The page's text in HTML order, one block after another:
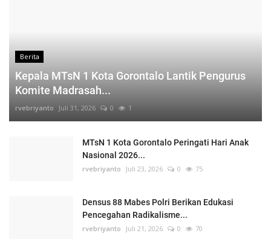
Berita
Kepala MTsN 1 Kota Gorontalo Lantik Pengurus
Komite Madrasah...
rvebriyanto Juli 31, 2026 0 1
MTsN 1 Kota Gorontalo Peringati Hari Anak
Nasional 2026...
rvebriyanto Juli 23, 2026 0 75
Densus 88 Mabes Polri Berikan Edukasi
Pencegahan Radikalisme...
rvebriyanto Juli 21, 2026 0 70